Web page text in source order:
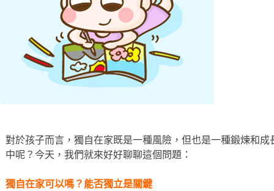
對於孩子而言，獨自在家既是一種風險，但也是一種鍛煉和
中呢？今天，我們就來好好聊聊這個問題：
獨自在家可以嗎？能否獨立是關鍵